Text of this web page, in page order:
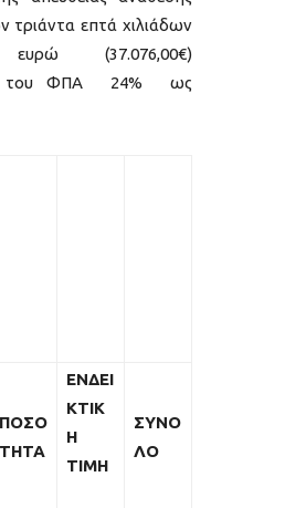
τριάντα επτά χιλιάδων
(37.076,00€)
του ΦΠΑ 24% ως
ΠΟΣΟ
ΤΗΤΑ
ΕΝΔΕΙ
ΚΤΙΚ
Η
ΤΙΜΗ
ΣΥΝΟ
ΛΟ